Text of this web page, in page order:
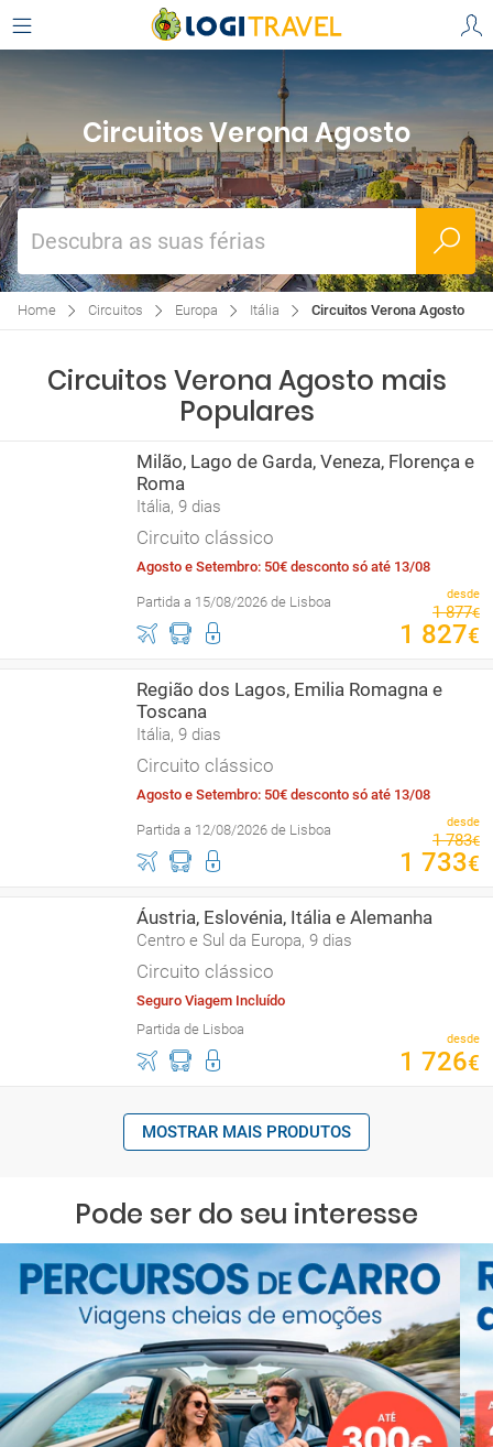
Circuitos Verona Agosto
Descubra as suas férias
Home Circuitos Europa Itália Circuitos Verona Agosto
Circuitos Verona Agosto mais
Populares
Milão, Lago de Garda, Veneza, Florença e
Roma
Itália, 9 dias
Circuito clássico
Agosto e Setembro: 50€ desconto só até 13/08
Partida a 15/08/2026 de Lisboa desde
1 877€
1 827€
Região dos Lagos, Emilia Romagna e
Toscana
Itália, 9 dias
Circuito clássico
Agosto e Setembro: 50€ desconto só até 13/08
Partida a 12/08/2026 de Lisboa desde
1 783€
1 733€
Áustria, Eslovénia, Itália e Alemanha
Centro e Sul da Europa, 9 dias
Circuito clássico
Seguro Viagem Incluído
Partida de Lisboa
desde
1 726€
MOSTRAR MAIS PRODUTOS
Pode ser do seu interesse